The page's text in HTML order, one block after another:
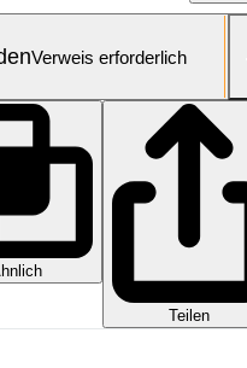
Verweis erforderlich
Teilen